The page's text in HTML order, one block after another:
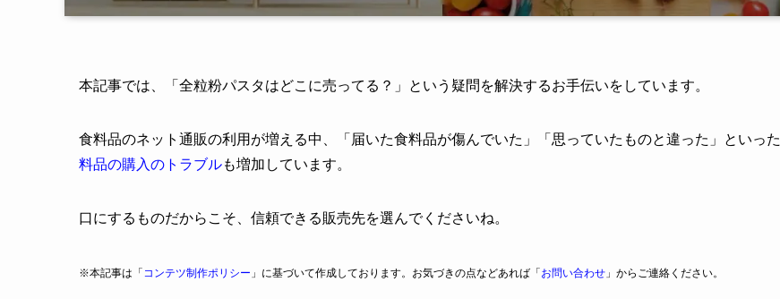
本記事では、「全粒粉パスタはどこに売ってる？」という疑問を解決するお手伝いをしています。
食料品のネット通販の利用が増える中、「届いた食料品が傷んでいた」「思っていたものと違った」といった
料品の購入のトラブルも増加しています。
口にするものだからこそ、信頼できる販売先を選んでくださいね。
※本記事は「 コンテツ制作ポリシー 」に基づいて作成しております。お気づきの点などあれば「 お問い合わせ 」からご連絡ください。